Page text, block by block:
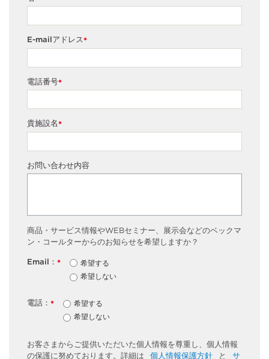
10Cシステム、DxFLEX 10Cシステムのどちらか、あるい
には、フェノタイプの詳細な情報を取得しました。
象のメソッド）またはNavios EX（比較対象のメソッド）
ェノタイピングすることで評価しました。全検体での陽性
率の一致度（PPA）、陰性率の一致度（NPA）、および全
議会のCLSI EP12-Ed3 に準拠したSAS統計解析ソフトウエ
*
E-mailアドレス
*
電話番号
*
貴施設名
お問い合わせ内容
商品・サービス情報やWEBセミナー、展示会などのベックマ
ン・コールターからのお知らせを希望しますか？
*
Email：
希望する
希望しない
*
電話：
希望する
希望しない
お客さまからご提供いただいた個人情報を尊重し、個人情報
の保護に努めております。詳細は
個人情報保護方針 と
サ